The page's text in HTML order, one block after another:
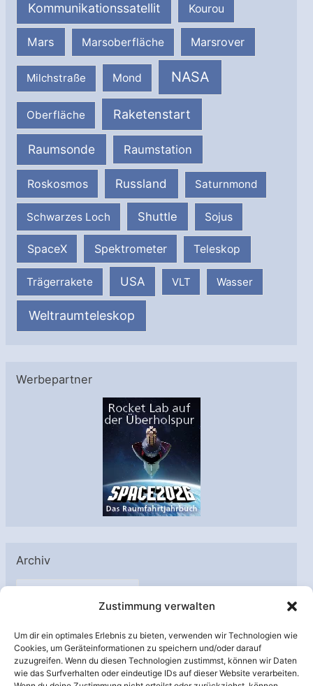
Zustimmung verwalten
Um dir ein optimales Erlebnis zu bieten, verwenden wir Technologien wie
Cookies, um Geräteinformationen zu speichern und/oder darauf
zuzugreifen. Wenn du diesen Technologien zustimmst, können wir Daten
wie das Surfverhalten oder eindeutige IDs auf dieser Website verarbeiten.
Kommunikationssatellit Kourou
Mars Marsoberfläche Marsrover
Milchstraße Mond NASA
Oberfläche Raketenstart
Raumsonde Raumstation
Roskosmos Russland Saturnmond
Schwarzes Loch Shuttle Sojus
SpaceX Spektrometer Teleskop
Trägerrakete USA VLT Wasser
Weltraumteleskop
Werbepartner
Archiv
A
h
i
v
Unterstützt von: